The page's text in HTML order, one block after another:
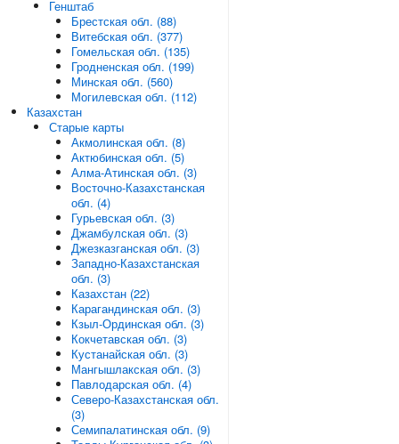
Генштаб
Брестская обл. (88)
Витебская обл. (377)
Гомельская обл. (135)
Гродненская обл. (199)
Минская обл. (560)
Могилевская обл. (112)
Казахстан
Старые карты
Акмолинская обл. (8)
Актюбинская обл. (5)
Алма-Атинская обл. (3)
Восточно-Казахстанская
обл. (4)
Гурьевская обл. (3)
Джамбулская обл. (3)
Джезказганская обл. (3)
Западно-Казахстанская
обл. (3)
Казахстан (22)
Карагандинская обл. (3)
Кзыл-Ординская обл. (3)
Кокчетавская обл. (3)
Кустанайская обл. (3)
Мангышлакская обл. (3)
Павлодарская обл. (4)
Северо-Казахстанская обл.
(3)
Семипалатинская обл. (9)